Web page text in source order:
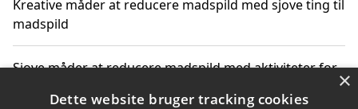
Kreative måder at reducere madspild med sjove ting til
madspild
Sjove måder at reducere madspild med aktiviteter for×
Dette website bruger tracking cookies